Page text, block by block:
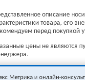
описание
товара, его
перед покупкой
цены не являются
и онлайн-